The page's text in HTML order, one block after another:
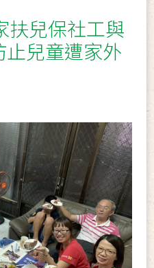
扶兒保社工與
止兒童遭家外